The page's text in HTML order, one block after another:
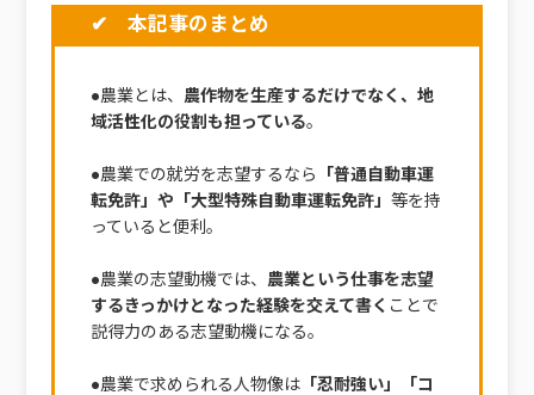
✔ 本記事のまとめ
●農業とは、 農作物を生産するだけでなく、地
域活性化の役割も担っている。
●農業での就労を志望するなら 「普通自動車運
転免許」や「大型特殊自動車運転免許」 等を持
っていると便利。
●農業の志望動機では、 農業という仕事を志望
するきっかけとなった経験を交えて書く ことで
説得力のある志望動機になる。
●農業で求められる人物像は「忍耐強い」「コ